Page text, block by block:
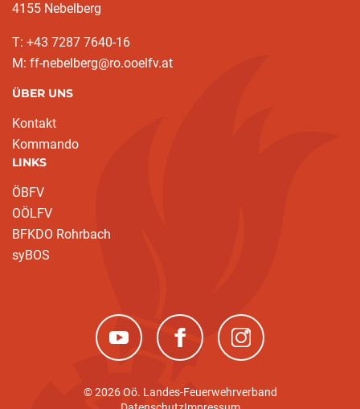
4155 Nebelberg
T: +43 7287 7640-16
M: ff-nebelberg@ro.ooelfv.at
ÜBER UNS
Kontakt
Kommando
LINKS
ÖBFV
OÖLFV
BFKDO Rohrbach
syBOS
(neues Fenster)(neues Fenster)(neues Fenster)
© 2026 Oö. Landes-Feuerwehrverband